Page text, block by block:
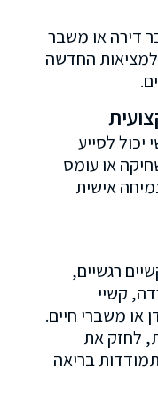
דירה או משבר
למציאות החדשה
לסייע
או עומס
אישית
רגשיים,
קשיי
או משברי חיים.
לחזק את
בריאה